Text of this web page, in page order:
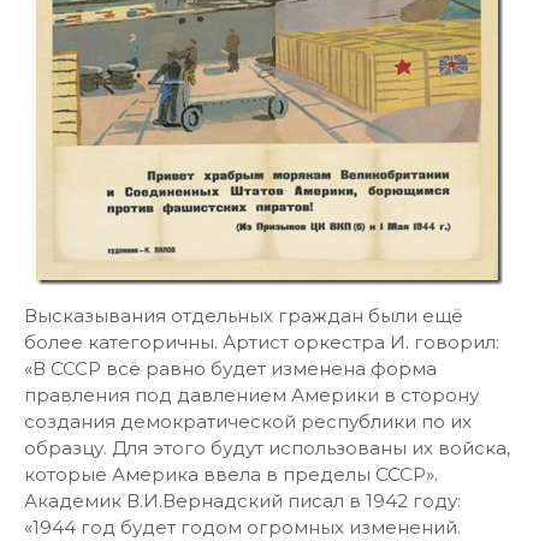
Высказывания отдельных граждан были ещё
более категоричны. Артист оркестра И. говорил:
«В СССР всё равно будет изменена форма
правления под давлением Америки в сторону
создания демократической республики по их
образцу. Для этого будут использованы их войска,
которые Америка ввела в пределы СССР».
Академик В.И.Вернадский писал в 1942 году:
«1944 год будет годом огромных изменений.